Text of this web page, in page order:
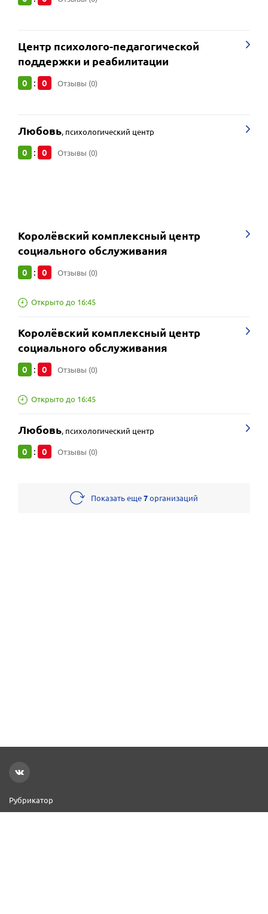
Центр психолого-педагогической
поддержки и реабилитации
0 : 0 Отзывы (0)
Любовь, психологический центр
0 : 0 Отзывы (0)
Королёвский комплексный центр
социального обслуживания
0 : 0 Отзывы (0)
Открыто до 16:45
Королёвский комплексный центр
социального обслуживания
0 : 0 Отзывы (0)
Открыто до 16:45
Любовь, психологический центр
0 : 0 Отзывы (0)
Показать еще7организаций
Рубрикатор